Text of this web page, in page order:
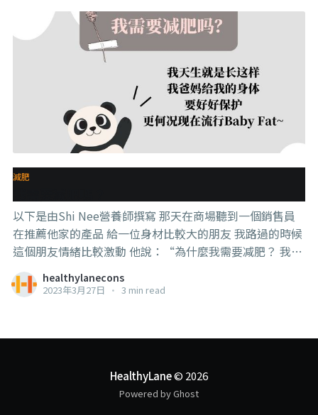
減肥
以下是由Shi Nee營養師撰寫 那天在商場聽到一個銷售員
在推薦他家的產品 給一位身材比較大的朋友 我路過的時候
這個朋友情緒比較激動 他說：“為什麼我需要减肥？ 我那
麼可愛~“ 還不忘撒個嬌 看著他這麼自信的份上 我看了他
多兩眼 一不小心撞到前面的柱子 他竟然跟銷售員說：“你
有人會說你不好看 那什麼樣的人才需要減肥？ 以健康的角
24.5kg/m2 那就要開始注意了 但是這不代表全部 因為體重
包含了脂肪，肌肉，骨骼，水等 所以要更準確知道自己是
healthylanecons
2023年3月27日 • 3 min read
HealthyLane© 2026
Powered by Ghost